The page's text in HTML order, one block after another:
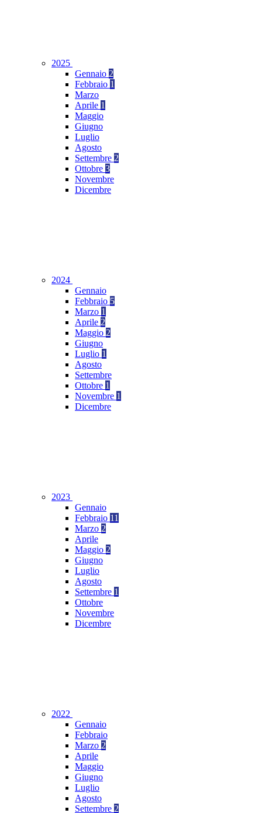
2025
Gennaio 2
Febbraio 1
Marzo
Aprile 1
Maggio
Giugno
Luglio
Agosto
Settembre 2
Ottobre 3
Novembre
Dicembre
2024
Gennaio
Febbraio 5
Marzo 1
Aprile 2
Maggio 2
Giugno
Luglio 1
Agosto
Settembre
Ottobre 1
Novembre 1
Dicembre
2023
Gennaio
Febbraio 11
Marzo 2
Aprile
Maggio 2
Giugno
Luglio
Agosto
Settembre 1
Ottobre
Novembre
Dicembre
2022
Gennaio
Febbraio
Marzo 2
Aprile
Maggio
Giugno
Luglio
Agosto
Settembre 2